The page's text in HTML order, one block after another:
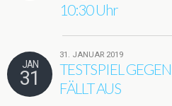
10:30 Uhr
JAN
31
31. JANUAR 2019
TESTSPIEL
FÄLLT AUS